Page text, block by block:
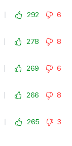
292
6
278
8
269
6
266
8
265
3